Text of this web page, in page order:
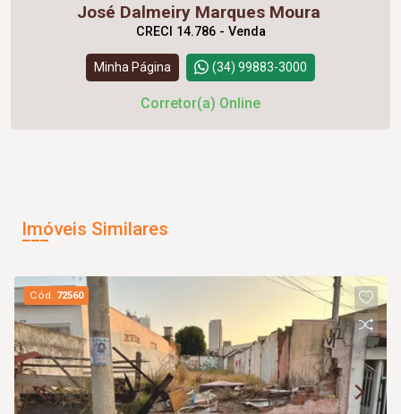
José Dalmeiry Marques Moura
CRECI 14.786 - Venda
Minha Página (34) 99883-3000
Corretor(a) Online
Imóveis Similares
Cód. 72560